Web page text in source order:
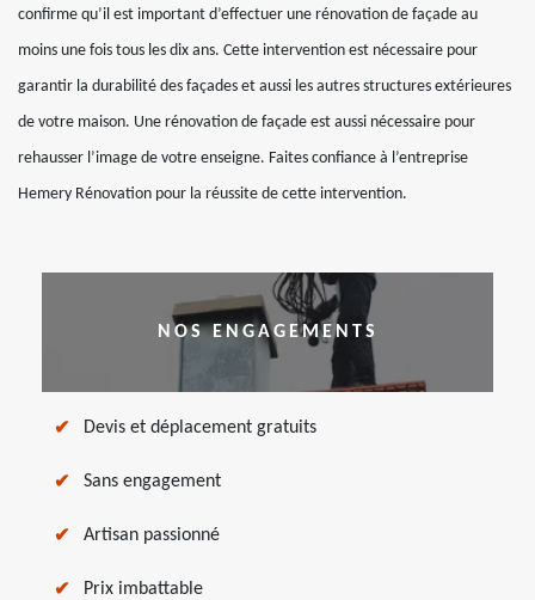
confirme qu’il est important d’effectuer une rénovation de façade au
moins une fois tous les dix ans. Cette intervention est nécessaire pour
garantir la durabilité des façades et aussi les autres structures extérieures
de votre maison. Une rénovation de façade est aussi nécessaire pour
rehausser l’image de votre enseigne. Faites confiance à l’entreprise
Hemery Rénovation pour la réussite de cette intervention.
NOS ENGAGEMENTS
Devis et déplacement gratuits
Sans engagement
Artisan passionné
Prix imbattable